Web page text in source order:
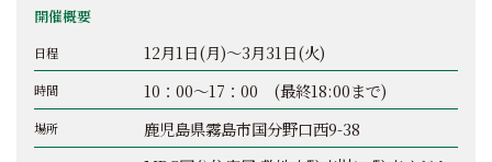
開催概要
日程 12月1日(月)～3月31日(火)
時間 10：00～17：00 (最終18:00まで)
場所 鹿児島県霧島市国分野口西9-38